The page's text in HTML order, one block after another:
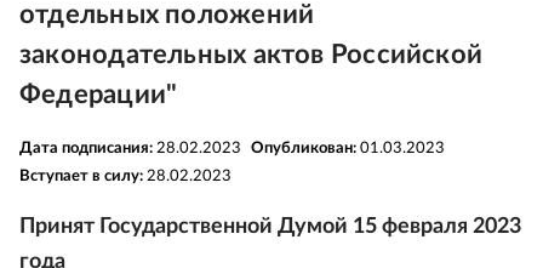
отдельных положений
законодательных актов Российской
Федерации"
Дата подписания: 28.02.2023 Опубликован: 01.03.2023
Вступает в силу: 28.02.2023
Принят Государственной Думой 15 февраля 2023
года